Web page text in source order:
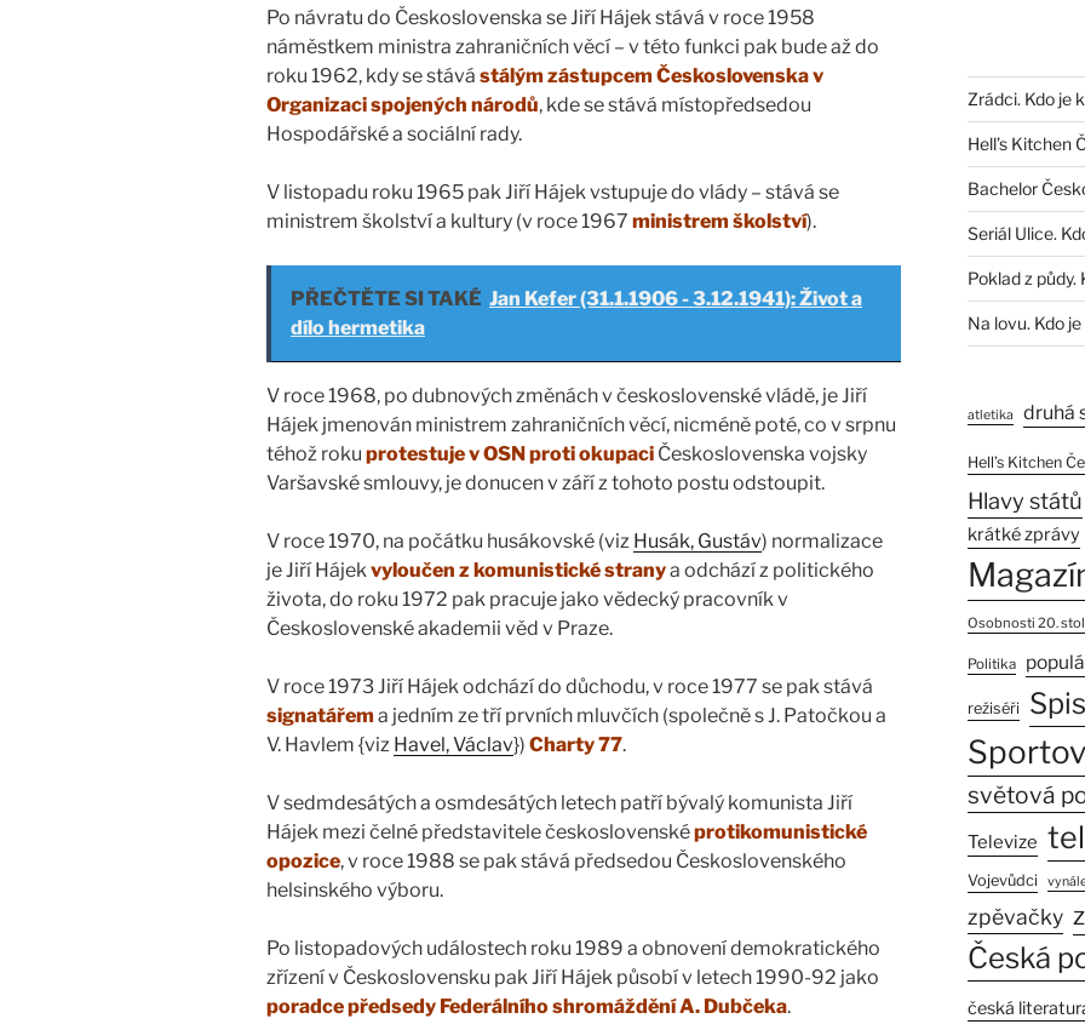
Po návratu do Československa se Jiří Hájek stává v roce 1958
náměstkem ministra zahraničních věcí – v této funkci pak bude až do
roku 1962, kdy se stává stálým zástupcem Československa v
Organizaci spojených národů, kde se stává místopředsedou
Hospodářské a sociální rady.
V listopadu roku 1965 pak Jiří Hájek vstupuje do vlády – stává se
ministrem školství a kultury (v roce 1967 ministrem školství).
PŘEČTĚTE SI TAKÉ Jan Kefer (31.1.1906 - 3.12.1941): Život a
dílo hermetika
V roce 1968, po dubnových změnách v československé vládě, je Jiří
Hájek jmenován ministrem zahraničních věcí, nicméně poté, co v srpnu
téhož roku protestuje v OSN proti okupaci Československa vojsky
Varšavské smlouvy, je donucen v září z tohoto postu odstoupit.
V roce 1970, na počátku husákovské (viz Husák, Gustáv) normalizace
je Jiří Hájekvyloučen z komunistické stranya odchází z politického
života, do roku 1972 pak pracuje jako vědecký pracovník v
Československé akademii věd v Praze.
V roce 1973 Jiří Hájek odchází do důchodu, v roce 1977 se pak stává
signatářema jedním ze tří prvních mluvčích (společně s J. Patočkou a
V. Havlem {viz Havel, Václav}) Charty 77.
V sedmdesátých a osmdesátých letech patří bývalý komunista Jiří
Hájek mezi čelné představitele československéprotikomunistické
opozice, v roce 1988 se pak stává předsedou Československého
helsinského výboru.
Po listopadových událostech roku 1989 a obnovení demokratického
zřízení v Československu pak Jiří Hájek působí v letech 1990-92 jako
poradce předsedy Federálního shromáždění A. Dubčeka.
Zrádci. Kdo je
Hell’s Kitchen
Bachelor
Seriál Ulice.
Poklad z půdy.
Na lovu. Kdo
atletika druhá
Hell’s Kitchen
Hlavy států
krátké zprávy
Osobnosti 20.
Politika
režiséři
světová
Televize
Vojevůdci
zpěvačky
Česká
česká